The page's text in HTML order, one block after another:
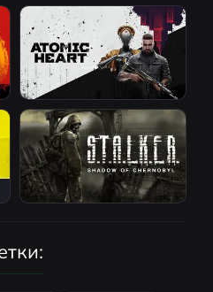
GTA San Andreas
Atomic Heart